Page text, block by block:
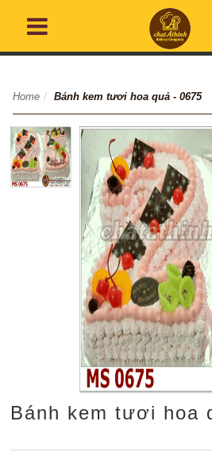
Home / Bánh kem tươi hoa quả - 0675
Bánh kem tươi hoa